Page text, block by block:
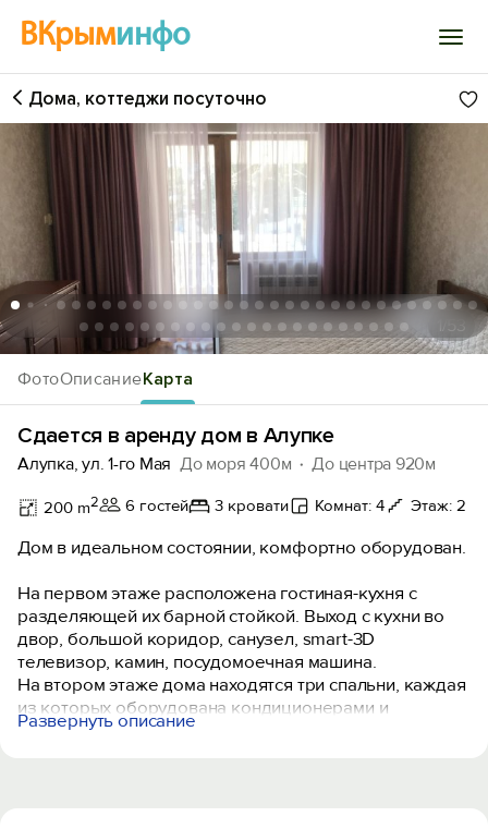
ВКрыминфо
Войти
Избранное
История просмотра
Добавить свой объект
ФотоОписаниеКарта
Дома, коттеджи посуточно
1 /53
Сдается в аренду дом в Алупке
Алупка, ул. 1-го Мая До моря 400м До центра 920м
200 m2 6 гостей 3 кровати Комнат: 4 Этаж: 2
Дом в идеальном состоянии, комфортно оборудован.
На первом этаже расположена гостиная-кухня с
разделяющей их барной стойкой. Выход с кухни во
двор, большой коридор, санузел, smart-3D
телевизор, камин, посудомоечная машина.
На втором этаже дома находятся три спальни, каждая
из которых оборудована кондиционерами и
двуспальными кроватями с ортопедическими
Развернуть описание